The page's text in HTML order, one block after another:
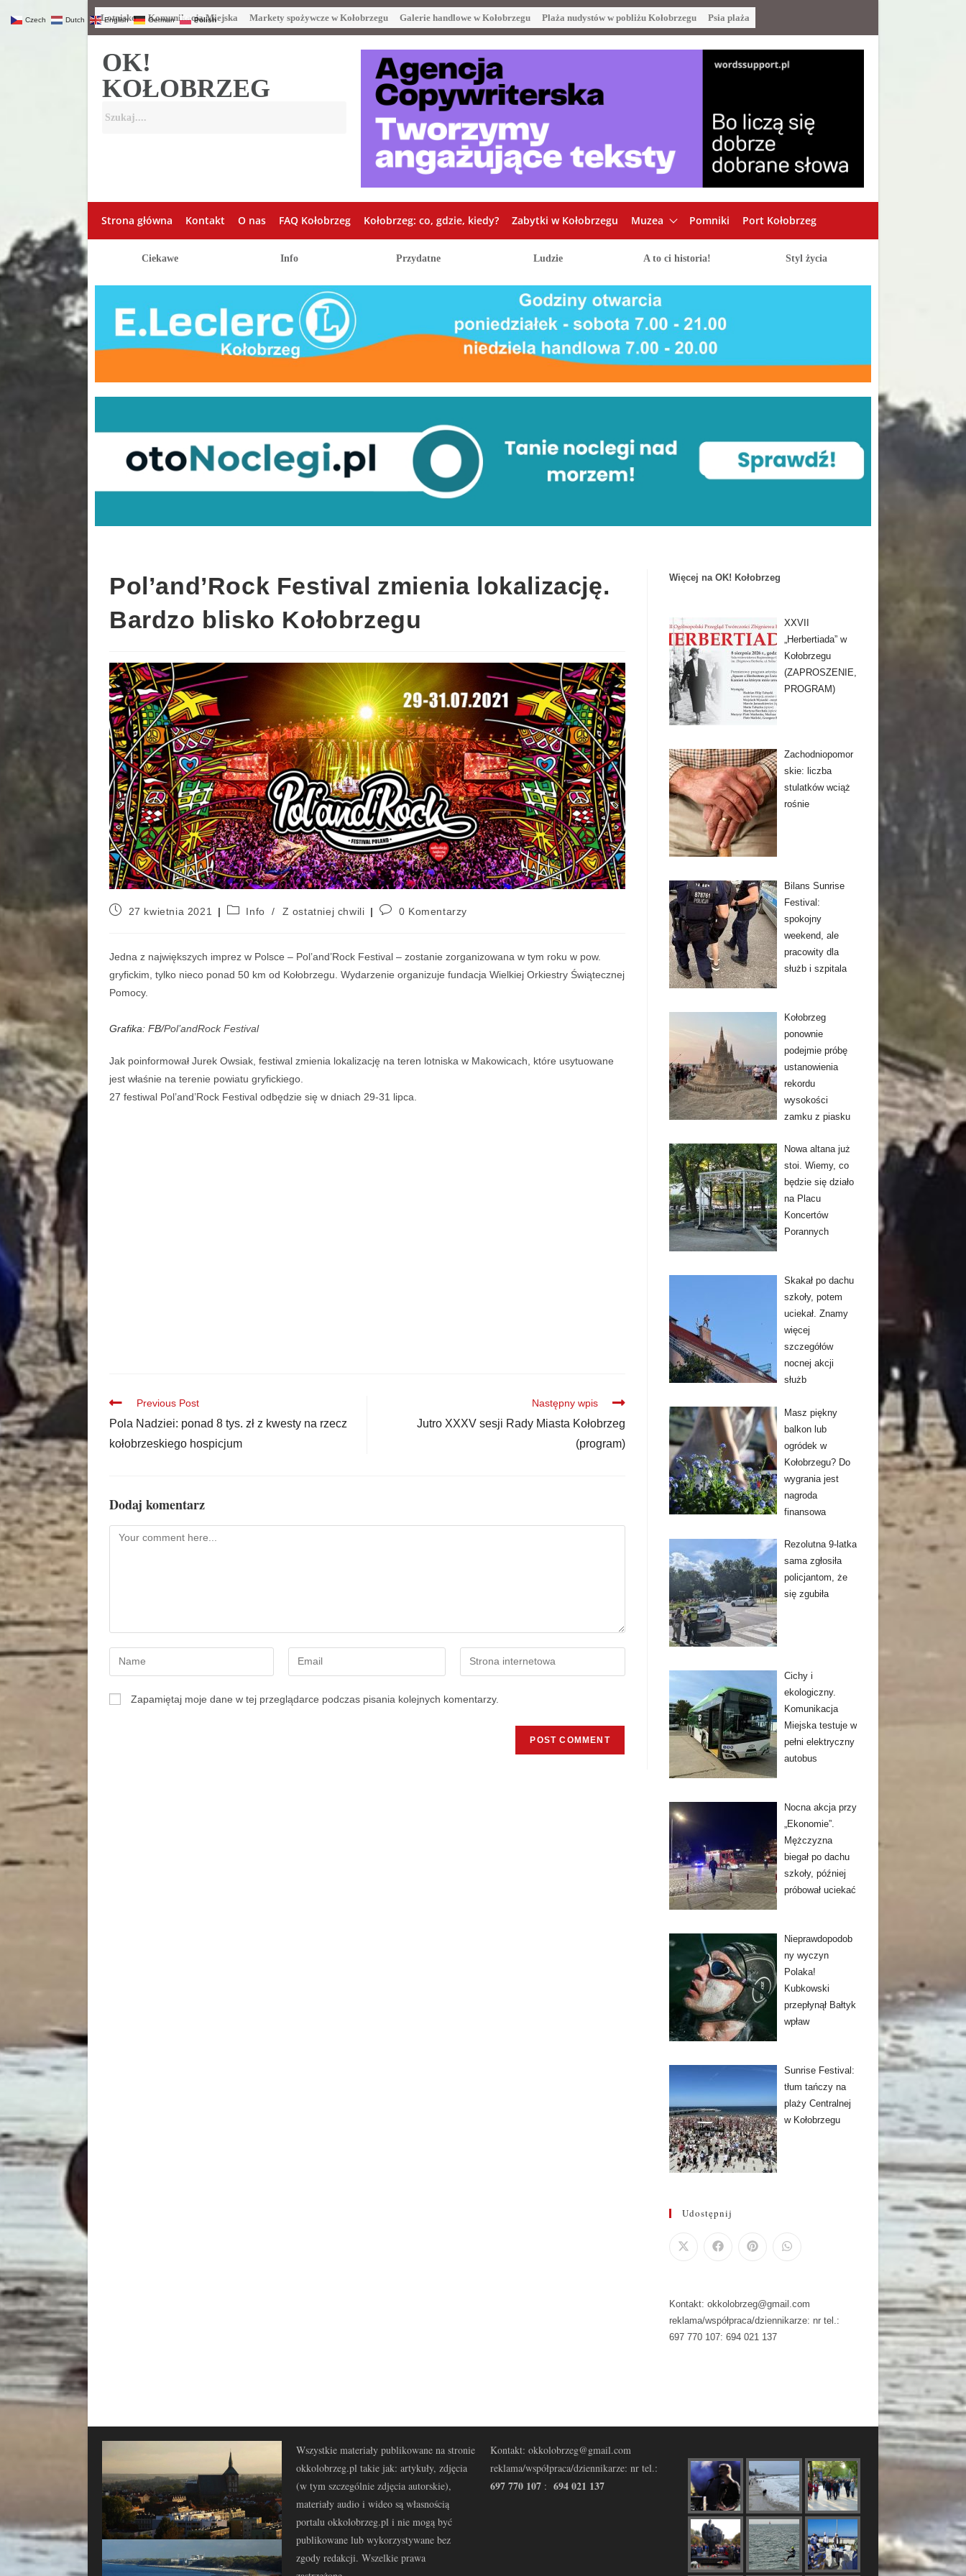
Lotnisko Komunikacja Miejska Markety spożywcze w Kołobrzegu Galerie handlowe w Kołobrzegu Plaża nudystów w pobliżu Kołobrzegu Psia plaża
OK!
KOŁOBRZEG
Strona główna Kontakt O nas FAQ Kołobrzeg Kołobrzeg: co, gdzie, kiedy? Zabytki w Kołobrzegu Muzea Pomniki Port Kołobrzeg
Ciekawe Info Przydatne Ludzie A to ci historia! Styl życia
Pol’and’Rock Festival zmienia lokalizację.
Bardzo blisko Kołobrzegu
27 kwietnia 2021 Info / Z ostatniej chwili 0 Komentarzy
Jedna z największych imprez w Polsce – Pol’and’Rock Festival – zostanie zorganizowana w tym roku w pow.
gryfickim, tylko nieco ponad 50 km od Kołobrzegu. Wydarzenie organizuje fundacja Wielkiej Orkiestry Świątecznej
Pomocy.
Grafika: FB/Pol’andRock Festival
Jak poinformował Jurek Owsiak, festiwal zmienia lokalizację na teren lotniska w Makowicach, które usytuowane
jest właśnie na terenie powiatu gryfickiego.
27 festiwal Pol’and’Rock Festival odbędzie się w dniach 29-31 lipca.
Previous Post
Pola Nadziei: ponad 8 tys. zł z kwesty na rzecz
kołobrzeskiego hospicjum
Następny wpis
Jutro XXXV sesji Rady Miasta Kołobrzeg
(program)
Dodaj komentarz
Zapamiętaj moje dane w tej przeglądarce podczas pisania kolejnych komentarzy.
Więcej na OK! Kołobrzeg
XXVII
„Herbertiada” w
Kołobrzegu
(ZAPROSZENIE,
PROGRAM)
Zachodniopomor
skie: liczba
stulatków wciąż
rośnie
Bilans Sunrise
Festival:
spokojny
weekend, ale
pracowity dla
służb i szpitala
Kołobrzeg
ponownie
podejmie próbę
ustanowienia
rekordu
wysokości
zamku z piasku
Nowa altana już
stoi. Wiemy, co
będzie się działo
na Placu
Koncertów
Porannych
Skakał po dachu
szkoły, potem
uciekał. Znamy
więcej
szczegółów
nocnej akcji
służb
Masz piękny
balkon lub
ogródek w
Kołobrzegu? Do
wygrania jest
nagroda
finansowa
Rezolutna 9-latka
sama zgłosiła
policjantom, że
się zgubiła
Cichy i
ekologiczny.
Komunikacja
Miejska testuje w
pełni elektryczny
autobus
Nocna akcja przy
„Ekonomie”.
Mężczyzna
biegał po dachu
szkoły, później
próbował uciekać
Nieprawdopodob
ny wyczyn
Polaka!
Kubkowski
przepłynął Bałtyk
wpław
Sunrise Festival:
tłum tańczy na
plaży Centralnej
w Kołobrzegu
Udostępnij
Kontakt: okkolobrzeg@gmail.com
reklama/współpraca/dziennikarze: nr tel.:
697 770 107: 694 021 137
Wszystkie materiały publikowane na stronie
okkolobrzeg.pl takie jak: artykuły, zdjęcia
(w tym szczególnie zdjęcia autorskie),
materiały audio i wideo są własnością
portalu okkolobrzeg.pl i nie mogą być
publikowane lub wykorzystywane bez
zgody redakcji. Wszelkie prawa
Kontakt: okkolobrzeg@gmail.com
reklama/współpraca/dziennikarze: nr tel.:
697 770 107 : 694 021 137
Czech Dutch English German Polish